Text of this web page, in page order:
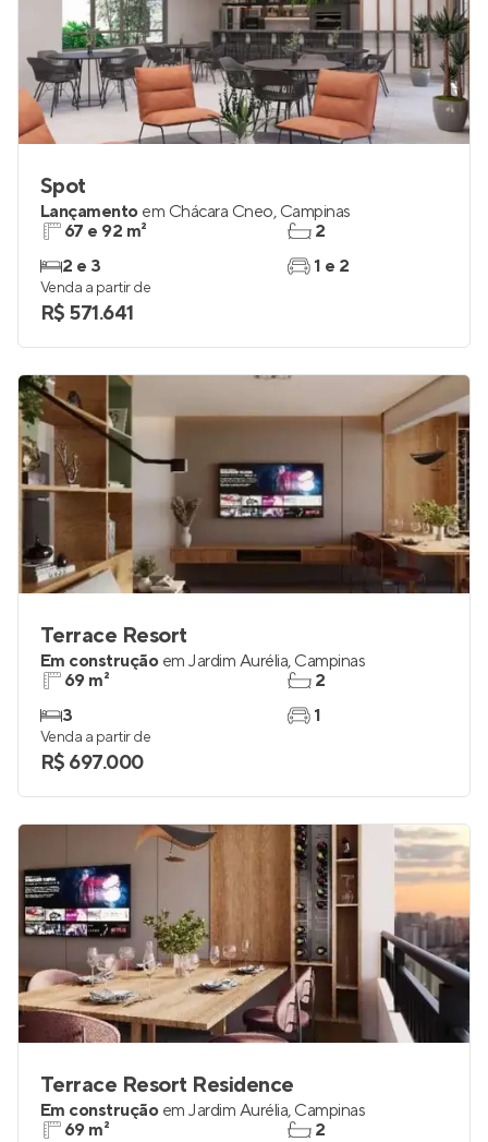
Spot
Lançamento em Chácara Cneo, Campinas
67 e 92 m²
2 e 3
2
1 e 2
Venda a partir de
R$ 571.641
Terrace Resort
Em construção em Jardim Aurélia, Campinas
69 m²
3
2
1
Venda a partir de
R$ 697.000
Terrace Resort Residence
Em construção em Jardim Aurélia, Campinas
69 m²
2